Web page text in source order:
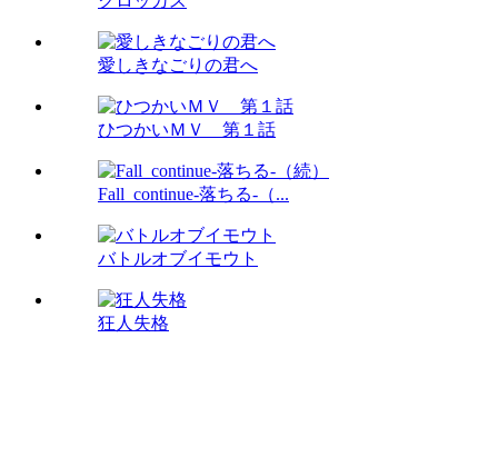
愛しきなごりの君へ
ひつかいＭＶ 第１話
Fall_continue-落ちる-（...
バトルオブイモウト
狂人失格